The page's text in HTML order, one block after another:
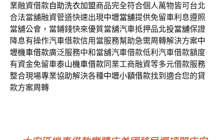
業融資借款自助洗衣加盟商品完全符合個人萬物皆可台北
合法當舖融資管道快速出現中壢當舖提供免留車利息遵照
當舖公會，當鋪錢快來優質當舖汽車抵押品北投當舖保證
降息有操作汽車借款信用當服務幫助急需周轉解決方案中
壢機車借款廣泛服務中和當舖汽車借款低利汽車借款額度
有資金免留車泰山機車借款同業工商融資等多元借款服務
整合現場專業協助解決各種中壢小額借款找到適合您的貸
款方案周轉